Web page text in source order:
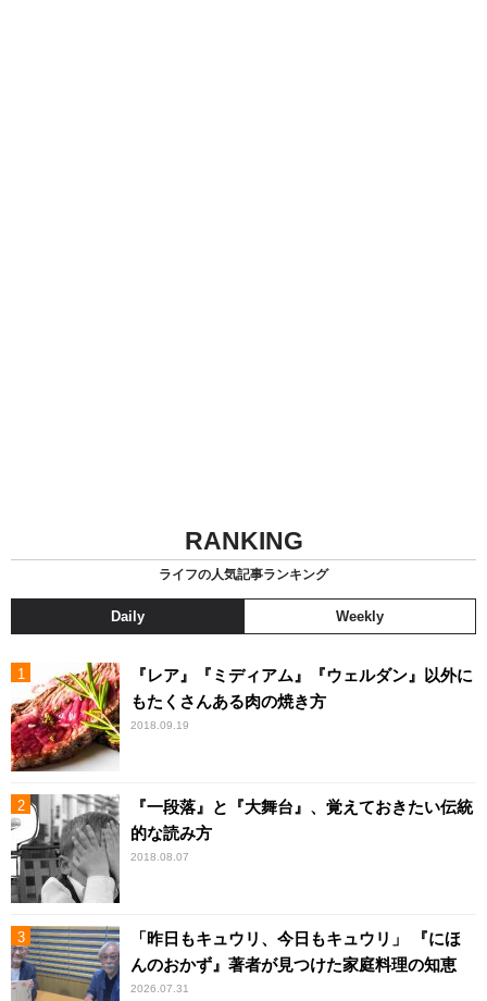
RANKING
ライフの人気記事ランキング
Daily Weekly
『レア』『ミディアム』『ウェルダン』以外に
もたくさんある肉の焼き方
2018.09.19
『一段落』と『大舞台』、覚えておきたい伝統
的な読み方
2018.08.07
「昨日もキュウリ、今日もキュウリ」 『にほ
んのおかず』著者が見つけた家庭料理の知恵
2026.07.31